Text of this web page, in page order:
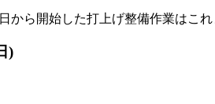
から開始した打上げ整備作業はこ
)